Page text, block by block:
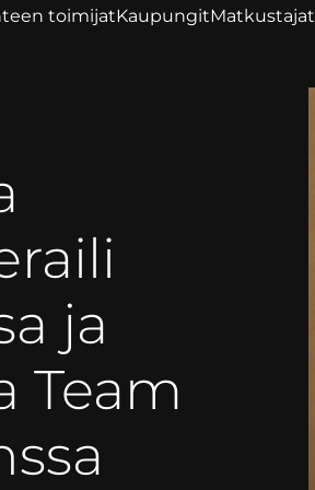
toimijatKaupungitMatkustajat
ja
Team